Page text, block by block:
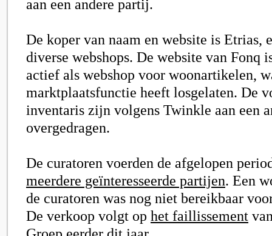
aan een andere partij.
De koper van naam en website is Etrias,
diverse webshops. De website van Fonq
actief als webshop voor woonartikelen,
marktplaatsfunctie heeft losgelaten. De
inventaris zijn volgens Twinkle aan een
overgedragen.
De curatoren voerden de afgelopen
meerdere geïnteresseerde partijen. Een
de curatoren was nog niet bereikbaar
De verkoop volgt op het faillissement